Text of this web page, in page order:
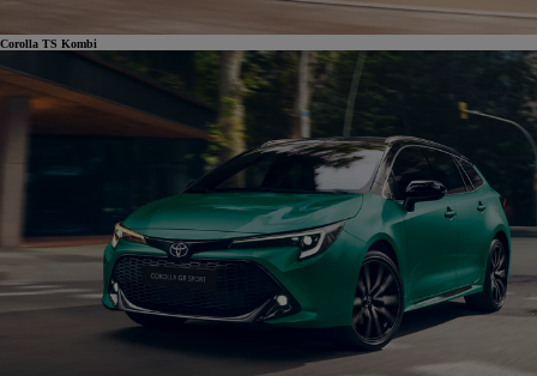
Corolla TS Kombi